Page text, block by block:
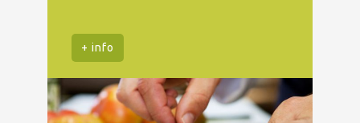
+ info